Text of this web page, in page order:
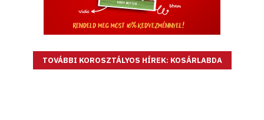
TOVÁBBI KOROSZTÁLYOS HÍREK: KOSÁRLABDA